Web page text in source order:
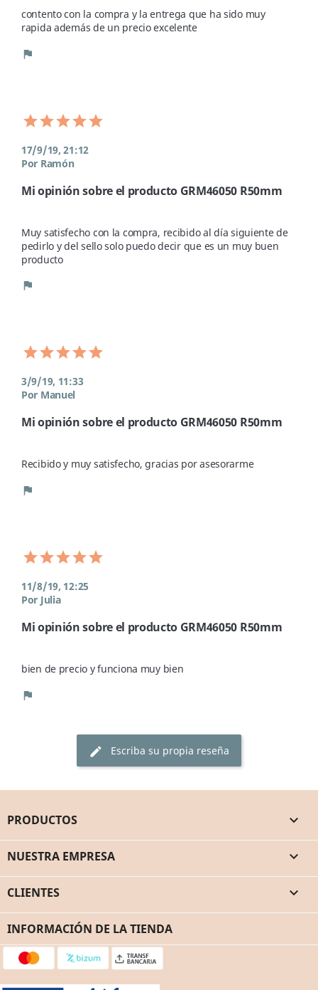
contento con la compra y la entrega que ha sido muy
rapida además de un precio excelente
flag
17/9/19, 21:12
Por Ramón
Mi opinión sobre el producto GRM46050 R50mm
Muy satisfecho con la compra, recibido al día siguiente de
pedirlo y del sello solo puedo decir que es un muy buen
producto
flag
3/9/19, 11:33
Por Manuel
Mi opinión sobre el producto GRM46050 R50mm
Recibido y muy satisfecho, gracias por asesorarme
flag
11/8/19, 12:25
Por Julia
Mi opinión sobre el producto GRM46050 R50mm
bien de precio y funciona muy bien
flag
edit Escriba su propia reseña
PRODUCTOS 
NUESTRA EMPRESA 
CLIENTES 
INFORMACIÓN DE LA TIENDA